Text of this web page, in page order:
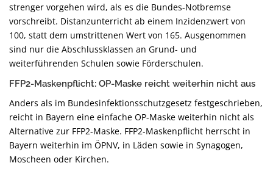
strenger vorgehen wird, als es die Bundes-Notbremse
vorschreibt. Distanzunterricht ab einem Inzidenzwert von
100, statt dem umstrittenen Wert von 165. Ausgenommen
sind nur die Abschlussklassen an Grund- und
weiterführenden Schulen sowie Förderschulen.
FFP2-Maskenpflicht: OP-Maske reicht weiterhin nicht aus
Anders als im Bundesinfektionsschutzgesetz festgeschrieben,
reicht in Bayern eine einfache OP-Maske weiterhin nicht als
Alternative zur FFP2-Maske. FFP2-Maskenpflicht herrscht in
Bayern weiterhin im ÖPNV, in Läden sowie in Synagogen,
Moscheen oder Kirchen.